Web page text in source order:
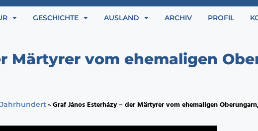
GESCHICHTE AUSLAND ARCHIV PROFIL
Märtyrer vom ehemaligen
Jahrhundert»Graf János Esterházy – der Märtyrer vom ehemaligen